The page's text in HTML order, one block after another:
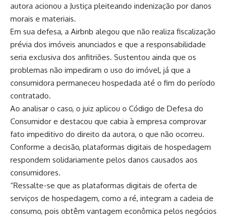
autora acionou a Justiça pleiteando indenização por danos
morais e materiais.
Em sua defesa, a Airbnb alegou que não realiza fiscalização
prévia dos imóveis anunciados e que a responsabilidade
seria exclusiva dos anfitriões. Sustentou ainda que os
problemas não impediram o uso do imóvel, já que a
consumidora permaneceu hospedada até o fim do período
contratado.
Ao analisar o caso, o juiz aplicou o Código de Defesa do
Consumidor e destacou que cabia à empresa comprovar
fato impeditivo do direito da autora, o que não ocorreu.
Conforme a decisão, plataformas digitais de hospedagem
respondem solidariamente pelos danos causados aos
consumidores.
“Ressalte-se que as plataformas digitais de oferta de
serviços de hospedagem, como a ré, integram a cadeia de
consumo, pois obtêm vantagem econômica pelos negócios